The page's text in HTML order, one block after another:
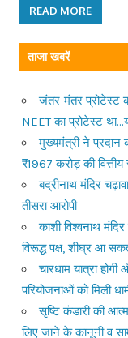
READ MORE
ताजा खबरें
जंतर-मंतर प्रोटेस्ट
NEET का प्रोटेस्ट
मुख्यमंत्री ने प्रदान
₹1967 करोड़ की वित्तीय
बद्रीनाथ मंदिर
तीसरा आरोपी
काशी विश्वनाथ
विरूद्ध पक्ष, शीघ्र आ
चारधाम यात्रा
परियोजनाओं को मिली
सृष्टि कंडारी की
लिए जाने के कानूनी व